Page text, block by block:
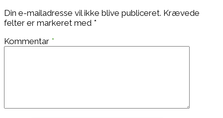
Din e-mailadresse vil ikke blive publiceret. Krævede
felter er markeret med *
Kommentar *